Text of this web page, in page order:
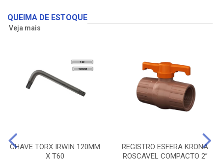
QUEIMA DE ESTOQUE
Veja mais
CHAVE TORX IRWIN 120MM
X T60
REGISTRO ESFERA KRONA
ROSCAVEL COMPACTO 2”